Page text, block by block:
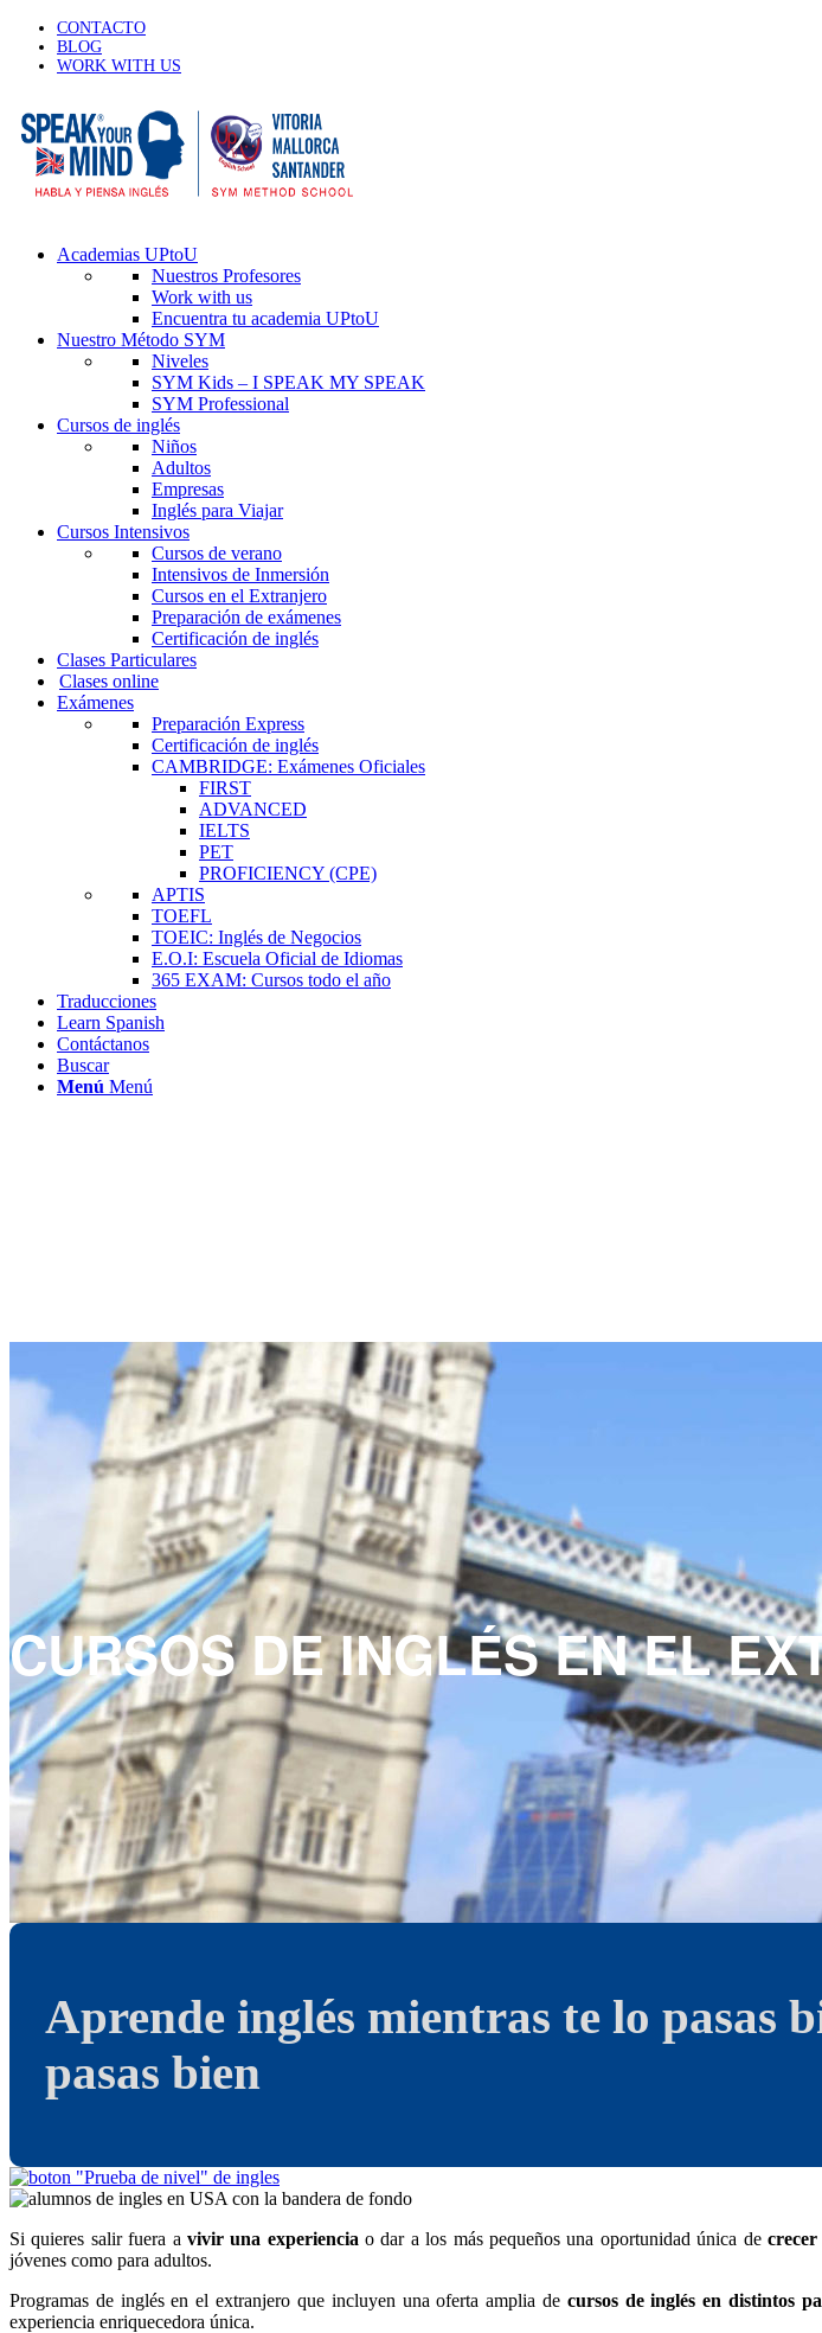
CONTACTO
BLOG
WORK WITH US
Academias UPtoU
Nuestros Profesores
Work with us
Encuentra tu academia UPtoU
Nuestro Método SYM
Niveles
SYM Kids – I SPEAK MY SPEAK
SYM Professional
Cursos de inglés
Niños
Adultos
Empresas
Inglés para Viajar
Cursos Intensivos
Cursos de verano
Intensivos de Inmersión
Cursos en el Extranjero
Preparación de exámenes
Certificación de inglés
Clases Particulares
Clases online
Exámenes
Preparación Express
Certificación de inglés
CAMBRIDGE: Exámenes Oficiales
FIRST
ADVANCED
IELTS
PET
PROFICIENCY (CPE)
APTIS
TOEFL
TOEIC: Inglés de Negocios
E.O.I: Escuela Oficial de Idiomas
365 EXAM: Cursos todo el año
Traducciones
Learn Spanish
Contáctanos
Buscar
Menú Menú
CURSOS DE INGLÉS EN EL
Aprende inglés mientras te lo pasas
pasas bien
Si quieres salir fuera a vivir una experiencia o dar a los más pequeños una oportunidad única de
jóvenes como para adultos.
Programas de inglés en el extranjero que incluyen una oferta amplia de cursos de inglés en distintos
experiencia enriquecedora única.